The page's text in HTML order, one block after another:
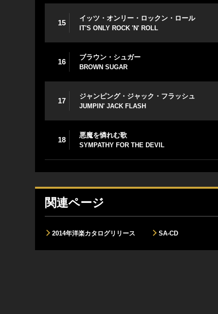
15
イッツ・オンリー・ロックン・ロール
IT'S ONLY ROCK 'N' ROLL
16
ブラウン・シュガー
BROWN SUGAR
17
ジャンピング・ジャック・フラッシュ
JUMPIN' JACK FLASH
18
悪魔を憐れむ歌
SYMPATHY FOR THE DEVIL
関連ページ
2014年洋楽カタログリリース SA-CD